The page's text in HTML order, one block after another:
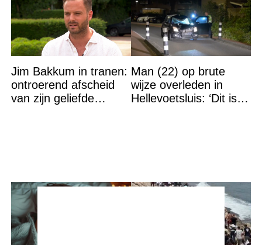
Jim Bakkum in tranen:
ontroerend afscheid
van zijn geliefde
Man (22) op brute
wijze overleden in
Hellevoetsluis: ‘Dit is